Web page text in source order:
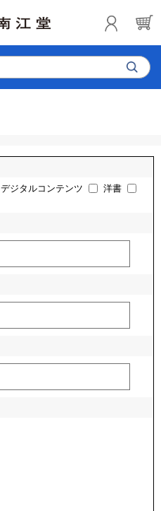
デジタルコンテンツ
洋書